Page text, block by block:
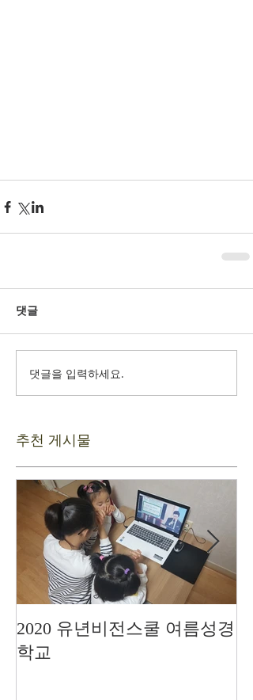
댓글
댓글을 입력하세요.
추천 게시물
2020 유년비전스쿨 여름성경
학교